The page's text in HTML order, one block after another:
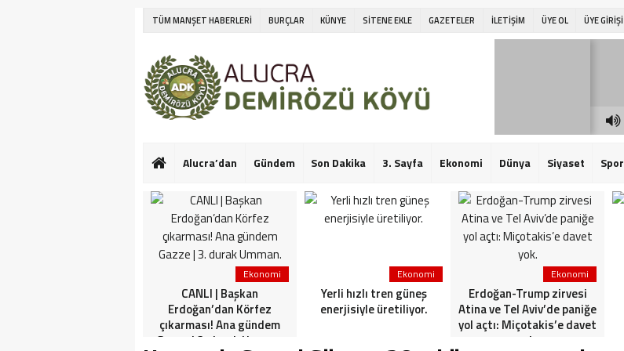
TÜM MANŞET HABERLERİ BURÇLAR KÜNYE SİTENE EKLE GAZETELER İLETİŞİM ÜYE OL ÜYE GİRİŞİ
Alucra’dan Gündem Son Dakika 3. Sayfa Ekonomi Dünya Siyaset Spor
Ekonomi
CANLI | Başkan
Erdoğan’dan Körfez
çıkarması! Ana gündem
Gazze | 3. durak Umman.
Ekonomi
Yerli hızlı tren güneş
enerjisiyle üretiliyor.
Ekonomi
Erdoğan-Trump zirvesi
Atina ve Tel Aviv’de paniğe
yol açtı: Miçotakis’e davet
yok.